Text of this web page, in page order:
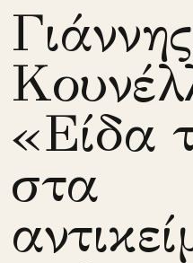
Γιάννης
«Είδα
στα